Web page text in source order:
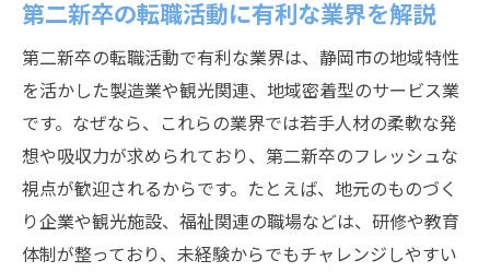
第二新卒の転職活動に有利な業界を解説
第二新卒の転職活動で有利な業界は、静岡市の地域特性
を活かした製造業や観光関連、地域密着型のサービス業
です。なぜなら、これらの業界では若手人材の柔軟な発
想や吸収力が求められており、第二新卒のフレッシュな
視点が歓迎されるからです。たとえば、地元のものづく
り企業や観光施設、福祉関連の職場などは、研修や教育
体制が整っており、未経験からでもチャレンジしやすい